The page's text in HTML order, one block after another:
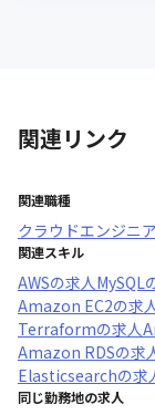
関連リンク
関連職種
クラウドエンジニア
関連スキル
AWSの求人MySQL
Amazon EC2の求
Terraformの求人
Amazon RDSの求
Elasticsearchの求
同じ勤務地の求人